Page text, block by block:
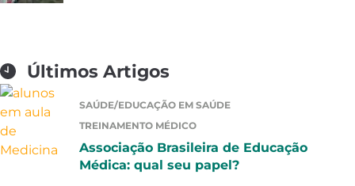
Últimos Artigos
SAÚDE/EDUCAÇÃO EM SAÚDE
TREINAMENTO MÉDICO
Associação Brasileira de Educação
Médica: qual seu papel?